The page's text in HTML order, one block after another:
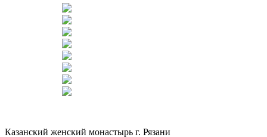
Казанский женский монастырь г. Рязани